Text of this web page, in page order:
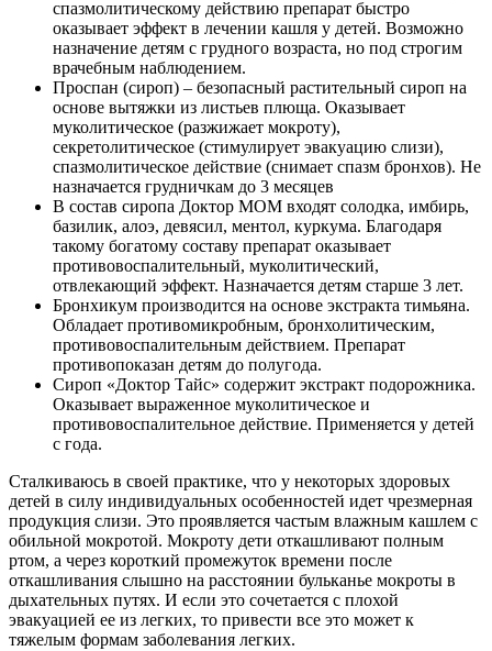
спазмолитическому действию препарат быстро
оказывает эффект в лечении кашля у детей. Возможно
назначение детям с грудного возраста, но под строгим
врачебным наблюдением.
Проспан (сироп) – безопасный растительный сироп на
основе вытяжки из листьев плюща. Оказывает
муколитическое (разжижает мокроту),
секретолитическое (стимулирует эвакуацию слизи),
спазмолитическое действие (снимает спазм бронхов). Не
назначается грудничкам до 3 месяцев
В состав сиропа Доктор МОМ входят солодка, имбирь,
базилик, алоэ, девясил, ментол, куркума. Благодаря
такому богатому составу препарат оказывает
противовоспалительный, муколитический,
отвлекающий эффект. Назначается детям старше 3 лет.
Бронхикум производится на основе экстракта тимьяна.
Обладает противомикробным, бронхолитическим,
противовоспалительным действием. Препарат
противопоказан детям до полугода.
Сироп «Доктор Тайс» содержит экстракт подорожника.
Оказывает выраженное муколитическое и
противовоспалительное действие. Применяется у детей
с года.
Сталкиваюсь в своей практике, что у некоторых здоровых
детей в силу индивидуальных особенностей идет чрезмерная
продукция слизи. Это проявляется частым влажным кашлем с
обильной мокротой. Мокроту дети откашливают полным
ртом, а через короткий промежуток времени после
откашливания слышно на расстоянии бульканье мокроты в
дыхательных путях. И если это сочетается с плохой
эвакуацией ее из легких, то привести все это может к
тяжелым формам заболевания легких.